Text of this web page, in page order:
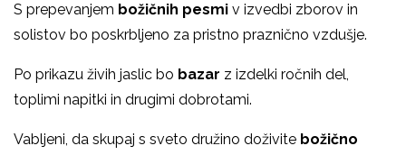
S prepevanjem božičnih pesmi v izvedbi zborov in
solistov bo poskrbljeno za pristno praznično vzdušje.
Po prikazu živih jaslic bo bazar z izdelki ročnih del,
toplimi napitki in drugimi dobrotami.
Vabljeni, da skupaj s sveto družino doživite božično